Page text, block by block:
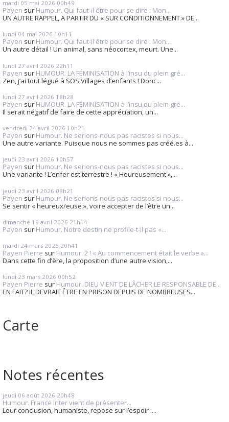
mardi 05 mai 2026 00h49
Payen sur Humour. Qui faut-il être pour se dire : Mon...
UN AUTRE RAPPEL, A PARTIR DU « SUR CONDITIONNEMENT » DE...
lundi 04 mai 2026 10h11
Payen sur Humour. Qui faut-il être pour se dire : Mon...
Un autre détail ! Un animal, sans néocortex, meurt. Une...
lundi 27 avril 2026 22h11
Payen sur HUMOUR. LA FÉMINISATION à l’insu du plein gré...
Zen, j’ai tout légué à SOS Villages d’enfants ! Donc...
lundi 27 avril 2026 18h28
Payen sur HUMOUR. LA FÉMINISATION à l’insu du plein gré...
Il serait négatif de faire de cette appréciation, un...
vendredi 24 avril 2026 10h21
Payen sur Humour. Ne serions-nous pas racistes si nous...
Une autre variante. Puisque nous ne sommes pas créé.es à...
jeudi 23 avril 2026 10h57
Payen sur Humour. Ne serions-nous pas racistes si nous...
Une variante ! L’enfer est terrestre ! « Heureusement »,...
jeudi 23 avril 2026 08h21
Payen sur Humour. Ne serions-nous pas racistes si nous...
Se sentir « heureux/euse », voire accepter de l’être un...
dimanche 19 avril 2026 21h14
Payen sur Humour. Notre destin ne profile-t-il pas «...
mardi 24 mars 2026 20h41
Payen Pierre sur Humour. 2 ! « Au commencement était le verbe »...
Dans cette fin d’ère, la proposition d’une autre vision,...
lundi 23 mars 2026 00h52
Payen Pierre sur Humour. DIEU VIENT DE LÂCHER LE RESPONSABLE DE...
EN FAIT? IL DEVRAIT ÊTRE EN PRISON DEPUIS DE NOMBREUSES...
Carte
Notes récentes
jeudi 06 août 2026 20h48
Humour. France Inter vient de présenter...
Leur conclusion, humaniste, repose sur l’espoir :...